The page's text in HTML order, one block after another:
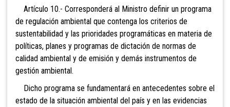
Artículo 10.- Corresponderá al Ministro definir un programa
de regulación ambiental que contenga los criterios de
sustentabilidad y las prioridades programáticas en materia de
políticas, planes y programas de dictación de normas de
calidad ambiental y de emisión y demás instrumentos de
gestión ambiental.
Dicho programa se fundamentará en antecedentes sobre el
estado de la situación ambiental del país y en las evidencias